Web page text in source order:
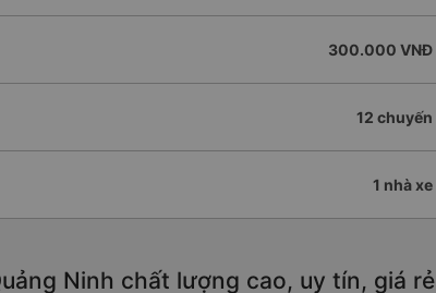
300.000 VNĐ
12 chuyến
1 nhà xe
Ninh chất lượng cao, uy tín, giá rẻ